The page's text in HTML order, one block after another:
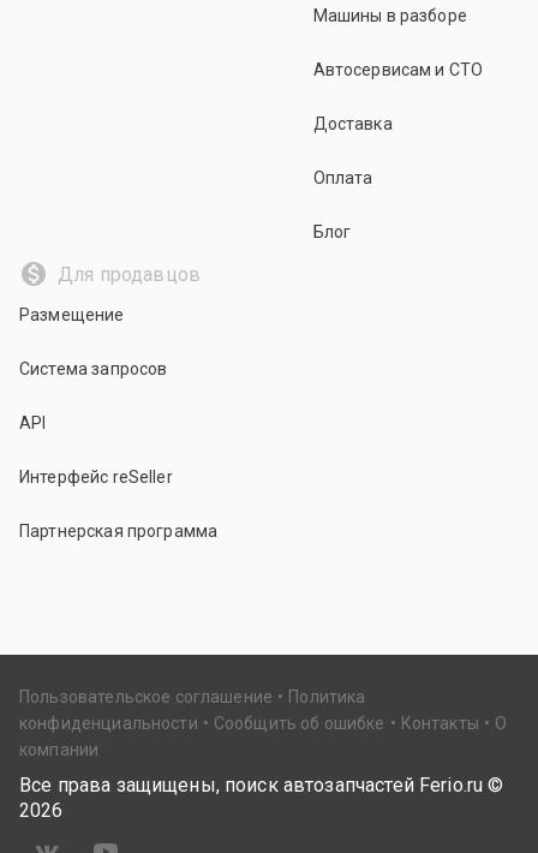
Машины в разборе
Автосервисам и СТО
Доставка
Оплата
Блог
Для продавцов
Размещение
Система запросов
API
Интерфейс reSeller
Партнерская программа
Пользовательское соглашение
Политика
конфиденциальности
Сообщить об ошибке Контакты
О
компании
Все права защищены, поиск автозапчастей Ferio.ru ©
2026